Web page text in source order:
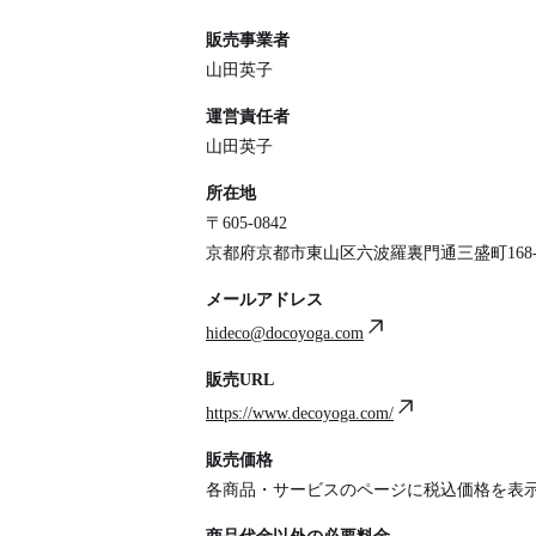
販売事業者
山田英子
運営責任者
山田英子
所在地
〒605-0842
京都府京都市東山区六波羅裏門通三盛町
メールアドレス
hideco@docoyoga.com
販売URL
https://www.decoyoga.com/
販売価格
各商品・サービスのページに税込価格を表